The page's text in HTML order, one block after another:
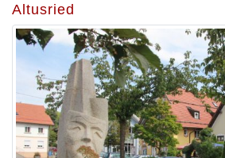
Altusried